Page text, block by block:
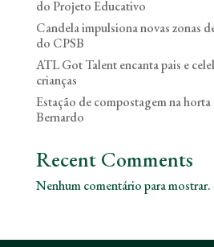
do Projeto Educativo
Candela impulsiona novas zonas
do CPSB
ATL Got Talent encanta pais e
crianças
Estação de compostagem na
Bernardo
Recent Comments
Nenhum comentário para mostrar.